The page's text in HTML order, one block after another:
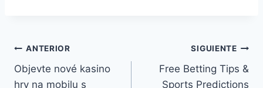
Navegación
de
ANTERIOR
Objevte nové kasino
hry na mobilu s
SIGUIENTE
Free Betting Tips &
Sports Predictions